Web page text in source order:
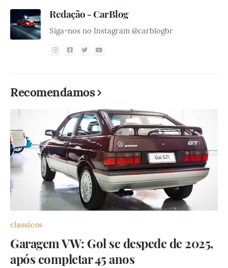
Redação - CarBlog
Siga-nos no Instagram @carblogbr
Recomendamos
classicos
Garagem VW: Gol se despede de 2025,
após completar 45 anos